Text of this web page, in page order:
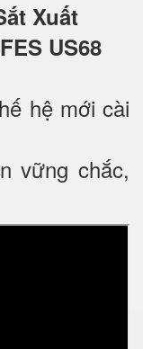
Xuất
US68
hệ mới cài
vững chắc,